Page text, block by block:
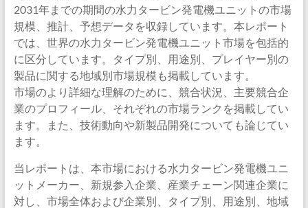
2031年までの期間の水力タービン発電機ユニットの市場
規模、推計、予想データを収録しています。本レポート
では、世界の水力タービン発電機ユニット市場を包括的
に区分しています。タイプ別、用途別、プレイヤー別の
製品に関する地域別市場規模も掲載しています。
市場のより詳細な理解のために、競合状況、主要競合企
業のプロフィール、それぞれの市場ランクを掲載してい
ます。また、技術動向や新製品開発についても論じてい
ます。
当レポートは、本市場における水力タービン発電機ユニ
ットメーカー、新規参入企業、産業チェーン関連企業に
対し、市場全体および企業別、タイプ別、用途別、地域